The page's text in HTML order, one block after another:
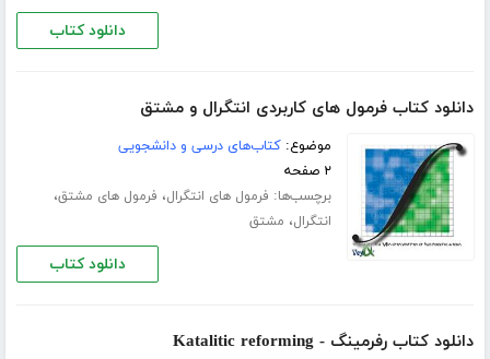
دانلود کتاب
دانلود کتاب فرمول های کاربردی انتگرال و مشتق
موضوع:کتاب‌های درسی و دانشجویی
۲ صفحه
برچسب‌ها: فرمول های انتگرال، فرمول های مشتق،
انتگرال، مشتق
دانلود کتاب
دانلود کتاب رفرمینگ - Katalitic reforming